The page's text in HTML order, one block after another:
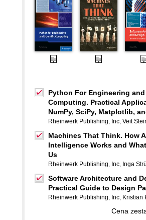
Python For Engineering
Computing. Practical
NumPy, SciPy, Matplotlib,
Rheinwerk Publishing, Inc, Veit
Machines That Think. How
Intelligence Works and
Us
Rheinwerk Publishing, Inc, Inga
Software Architecture and
Practical Guide to Design
Rheinwerk Publishing, Inc, Kristian
Cena